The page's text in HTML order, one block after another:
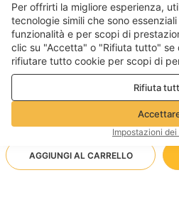
AGGIUNGI AL CARRELLO
€ EUR
©2026
Termini &
Politica sulla privacy
Linee guida della
Per offrirti la migliore esperienza,
tecnologie simili che sono
funzionalità e per scopi di
clic su "Accetta" o "Rifiuta tutto" se
rifiutare tutto cookie per scopi di
marketing. Per maggiori dettagli
Rifiuta
Impostazioni